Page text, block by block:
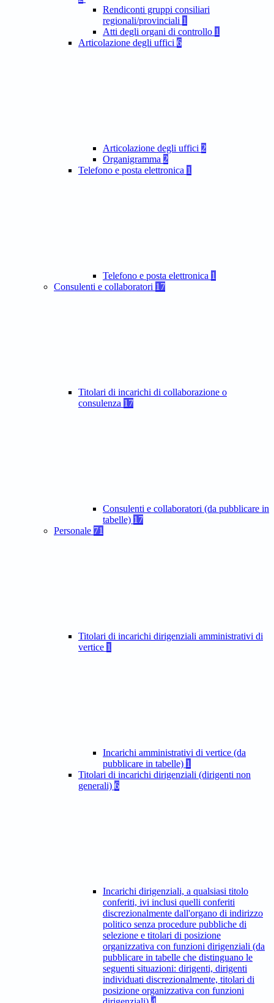
Rendiconti gruppi consiliari
regionali/provinciali 1
Atti degli organi di controllo 1
Articolazione degli uffici 6
Articolazione degli uffici 2
Organigramma 2
Telefono e posta elettronica 1
Telefono e posta elettronica 1
Consulenti e collaboratori 17
Titolari di incarichi di collaborazione o
consulenza 17
Consulenti e collaboratori (da pubblicare in
tabelle) 17
Personale 71
Titolari di incarichi dirigenziali amministrativi di
vertice 1
Incarichi amministrativi di vertice (da
pubblicare in tabelle) 1
Titolari di incarichi dirigenziali (dirigenti non
generali) 6
Incarichi dirigenziali, a qualsiasi titolo
conferiti, ivi inclusi quelli conferiti
discrezionalmente dall'organo di indirizzo
politico senza procedure pubbliche di
selezione e titolari di posizione
organizzativa con funzioni dirigenziali (da
pubblicare in tabelle che distinguano le
seguenti situazioni: dirigenti, dirigenti
individuati discrezionalmente, titolari di
posizione organizzativa con funzioni